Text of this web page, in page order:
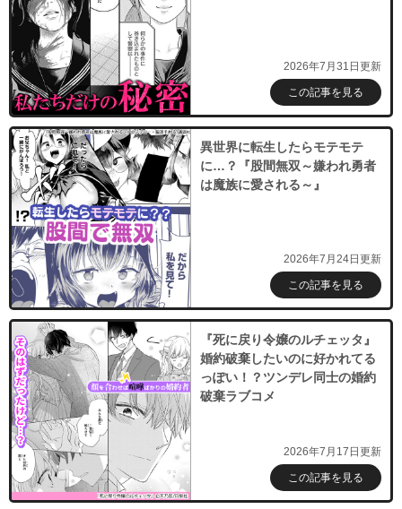
2026年7月31日更新
この記事を見る
異世界に転生したらモテモテ
に…？『股間無双～嫌われ勇者
は魔族に愛される～』
2026年7月24日更新
この記事を見る
『死に戻り令嬢のルチェッタ』
婚約破棄したいのに好かれてる
っぽい！？ツンデレ同士の婚約
破棄ラブコメ
2026年7月17日更新
この記事を見る